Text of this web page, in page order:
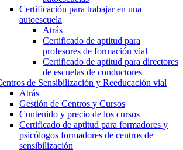
Certificación para trabajar en una
autoescuela
Atrás
Certificado de aptitud para
profesores de formación vial
Certificado de aptitud para directores
de escuelas de conductores
de Sensibilización y Reeducación vial
Atrás
Gestión de Centros y Cursos
Contenido y precio de los cursos
Certificado de aptitud para formadores y
psicólogos formadores de centros de
sensibilización